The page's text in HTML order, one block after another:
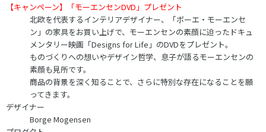
【キャンペーン】「モーエンセンDVD」プレゼント
北欧を代表するインテリアデザイナー、「ボーエ・モーエンセ
ン」の家具をお買い上げで、モーエンセンの素顔に迫ったドキュ
メンタリー映画「Designs for Life」のDVDをプレゼント。
ものづくりへの想いやデザイン哲学、息子が語るモーエンセンの
素顔も見所です。
商品の背景を深く知ることで、さらに特別な存在になることを願
ってきます。
デザイナー
Borge Mogensen